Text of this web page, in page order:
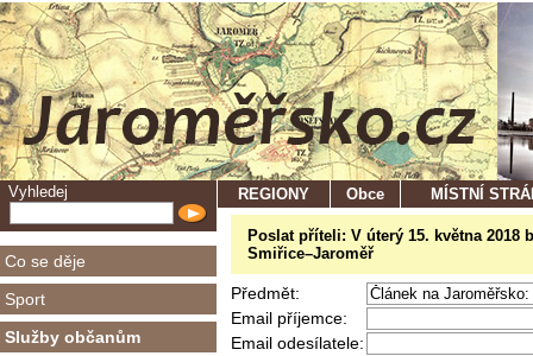
Vyhledej
Co se děje
Sport
Služby občanům
REGIONY Obce MÍSTNÍ
Poslat příteli: V úterý 15. května 2018
Smiřice–Jaroměř
Předmět:
Email příjemce:
Email odesílatele: